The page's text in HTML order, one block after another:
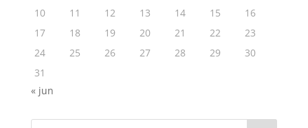
10
11 12 13 14 15
16
17
18 19 20 21 22
23
24
25 26 27 28 29
30
31
« jun